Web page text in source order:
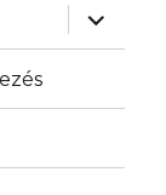
almenü